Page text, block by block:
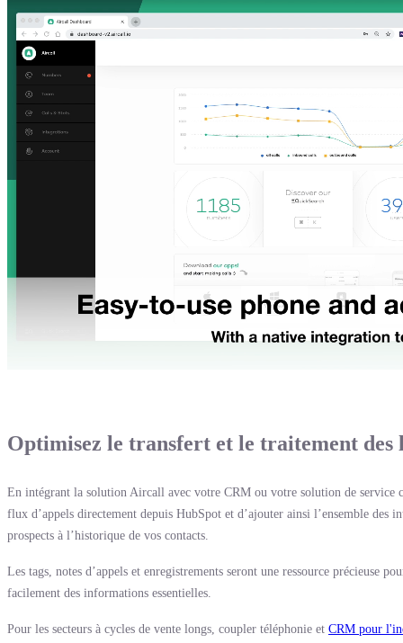
Optimisez le transfert et le traitement des
En intégrant la solution Aircall avec votre CRM ou votre solution de service
flux d’appels directement depuis HubSpot et d’ajouter ainsi l’ensemble des
prospects à l’historique de vos contacts.
Les tags, notes d’appels et enregistrements seront une ressource précieuse
facilement des informations essentielles.
Pour les secteurs à cycles de vente longs, coupler téléphonie et CRM pour